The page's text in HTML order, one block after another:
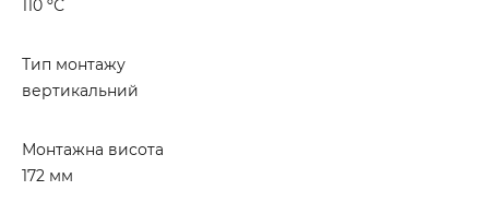
110 ºС
Тип монтажу
вертикальний
Монтажна висота
172 мм